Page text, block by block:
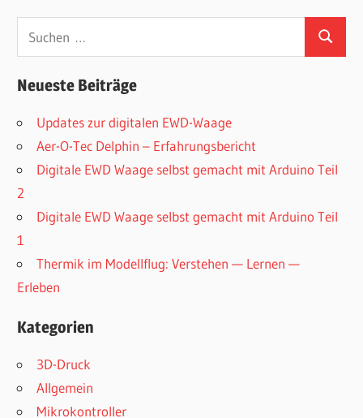
Suchen
Neueste Beiträge
Updates zur digitalen EWD-Waage
Aer-O-Tec Delphin – Erfahrungsbericht
Digitale EWD Waage selbst gemacht mit Arduino Teil
2
Digitale EWD Waage selbst gemacht mit Arduino Teil
1
Thermik im Modellflug: Verstehen — Lernen —
Erleben
Kategorien
3D-Druck
Allgemein
Mikrokontroller